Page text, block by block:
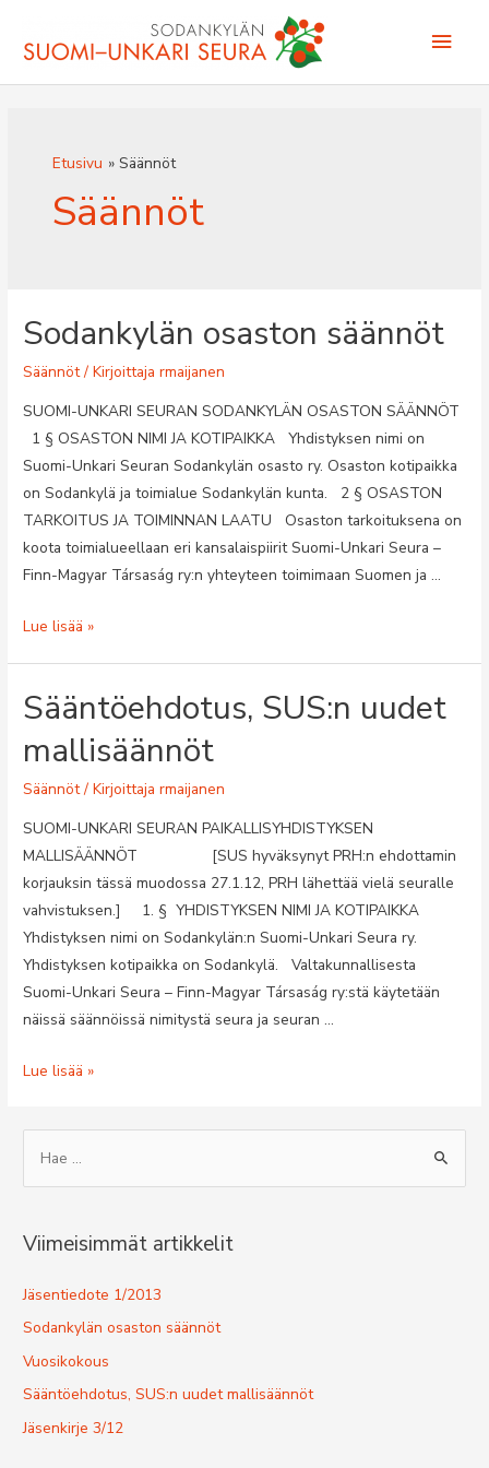
sisältöön
Etusivu Säännöt
Säännöt
Sodankylän osaston säännöt
Säännöt/ Kirjoittajarmaijanen
SUOMI-UNKARI SEURAN SODANKYLÄN OSASTON SÄÄNNÖT
1 § OSASTON NIMI JA KOTIPAIKKA Yhdistyksen nimi on
Suomi-Unkari Seuran Sodankylän osasto ry. Osaston kotipaikka
on Sodankylä ja toimialue Sodankylän kunta. 2 § OSASTON
TARKOITUS JA TOIMINNAN LAATU Osaston tarkoituksena on
koota toimialueellaan eri kansalaispiirit Suomi-Unkari Seura –
Finn-Magyar Társaság ry:n yhteyteen toimimaan Suomen ja …
Sodankylän
Lue lisää »
Sääntöehdotus, SUS:n uudet
mallisäännöt
Säännöt/ Kirjoittajarmaijanen
SUOMI-UNKARI SEURAN PAIKALLISYHDISTYKSEN
MALLISÄÄNNÖT [SUS hyväksynyt PRH:n ehdottamin
korjauksin tässä muodossa 27.1.12, PRH lähettää vielä seuralle
vahvistuksen.] 1. § YHDISTYKSEN NIMI JA KOTIPAIKKA
Yhdistyksen nimi on Sodankylän:n Suomi-Unkari Seura ry.
Yhdistyksen kotipaikka on Sodankylä. Valtakunnallisesta
Suomi-Unkari Seura – Finn-Magyar Társaság ry:stä käytetään
näissä säännöissä nimitystä seura ja seuran …
Sääntöehdotus,
mallisäännöt
Lue lisää »
r
h
f
Viimeisimmät artikkelit
Jäsentiedote 1/2013
Sodankylän osaston säännöt
Vuosikokous
Sääntöehdotus, SUS:n uudet mallisäännöt
Jäsenkirje 3/12